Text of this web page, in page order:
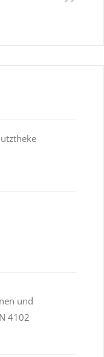
und
4102